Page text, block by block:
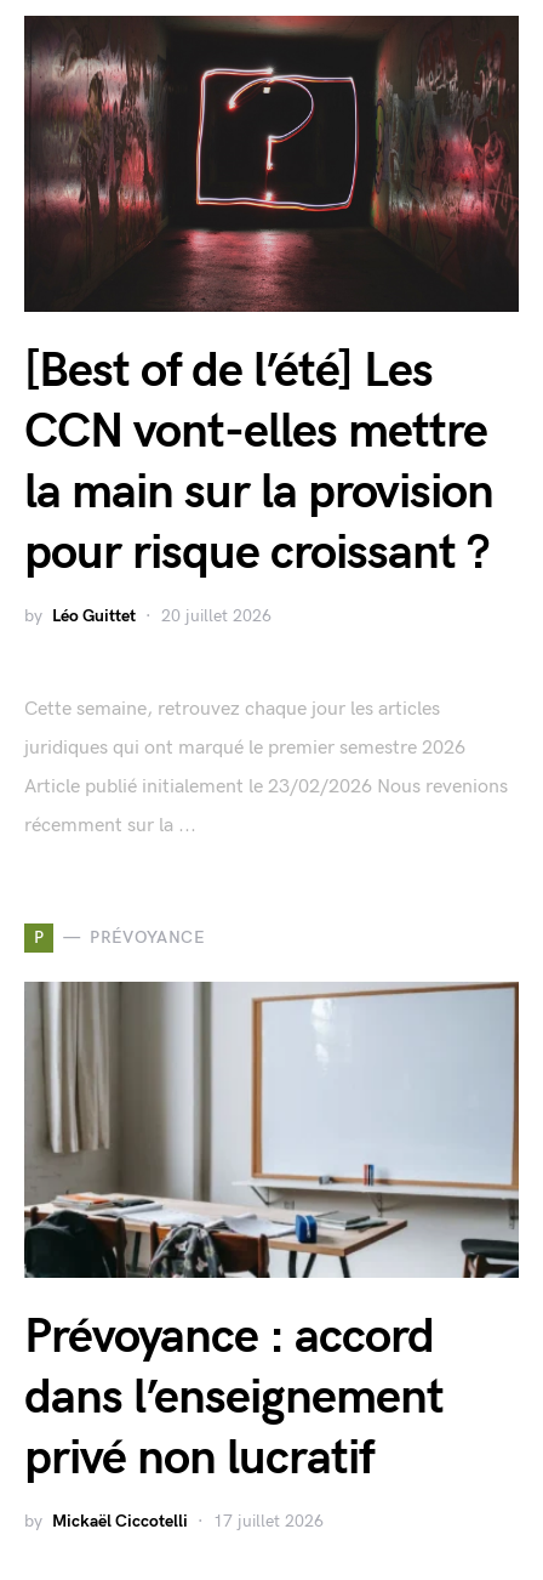
[Best of de l’été] Les
CCN vont-elles mettre
la main sur la provision
pour risque croissant ?
by Léo Guittet 20 juillet 2026
Cette semaine, retrouvez chaque jour les articles
juridiques qui ont marqué le premier semestre 2026
Article publié initialement le 23/02/2026 Nous revenions
récemment sur la ...
P PRÉVOYANCE
Prévoyance : accord
dans l’enseignement
privé non lucratif
by Mickaël Ciccotelli 17 juillet 2026